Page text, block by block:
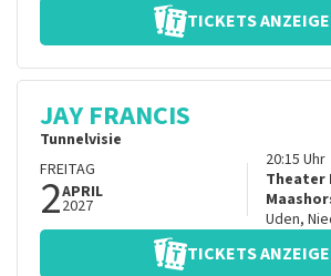
TICKETS
JAY FRANCIS
Tunnelvisie
FREITAG
2APRIL
2027
20:15 Uhr
Theater
Uden,
TICKETS